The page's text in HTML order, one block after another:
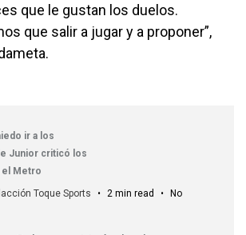
que le gustan los duelos.
que salir a jugar y a proponer”,
ir a los
Junior criticó los
el Metro
Toque Sports 2 min read
No